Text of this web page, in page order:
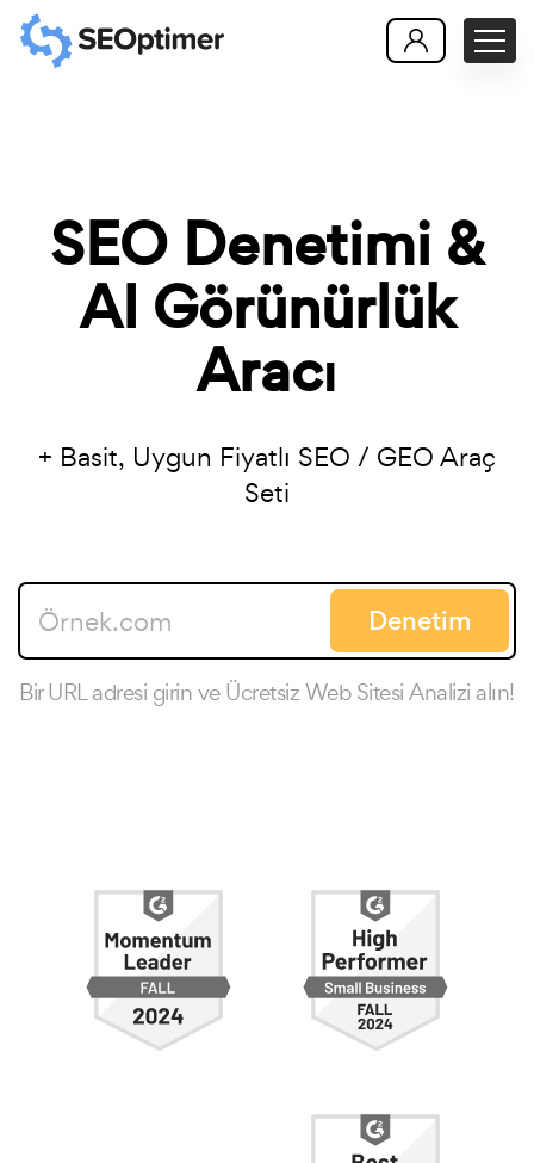
SEO Denetimi &
AI Görünürlük
Aracı
+ Basit, Uygun Fiyatlı SEO / GEO Araç
Seti
Denetim
Bir URL adresi girin ve Ücretsiz Web Sitesi Analizi alın!